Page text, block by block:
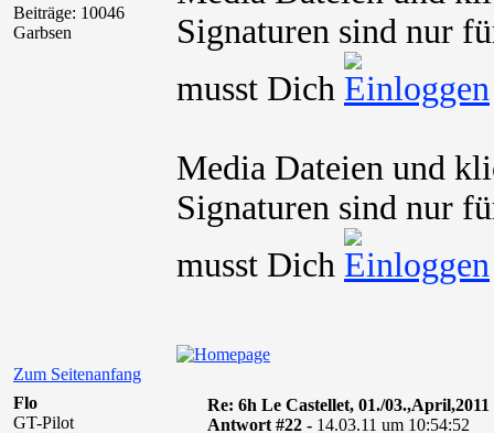
Beiträge: 10046
Garbsen
Signaturen sind nur
musst Dich
Media Dateien und
Signaturen sind nur
musst Dich
Zum Seitenanfang
Flo
GT-Pilot
Re: 6h Le Castellet, 01./03.,April,2011
Antwort #22 - 14.03.11 um 10:54:52